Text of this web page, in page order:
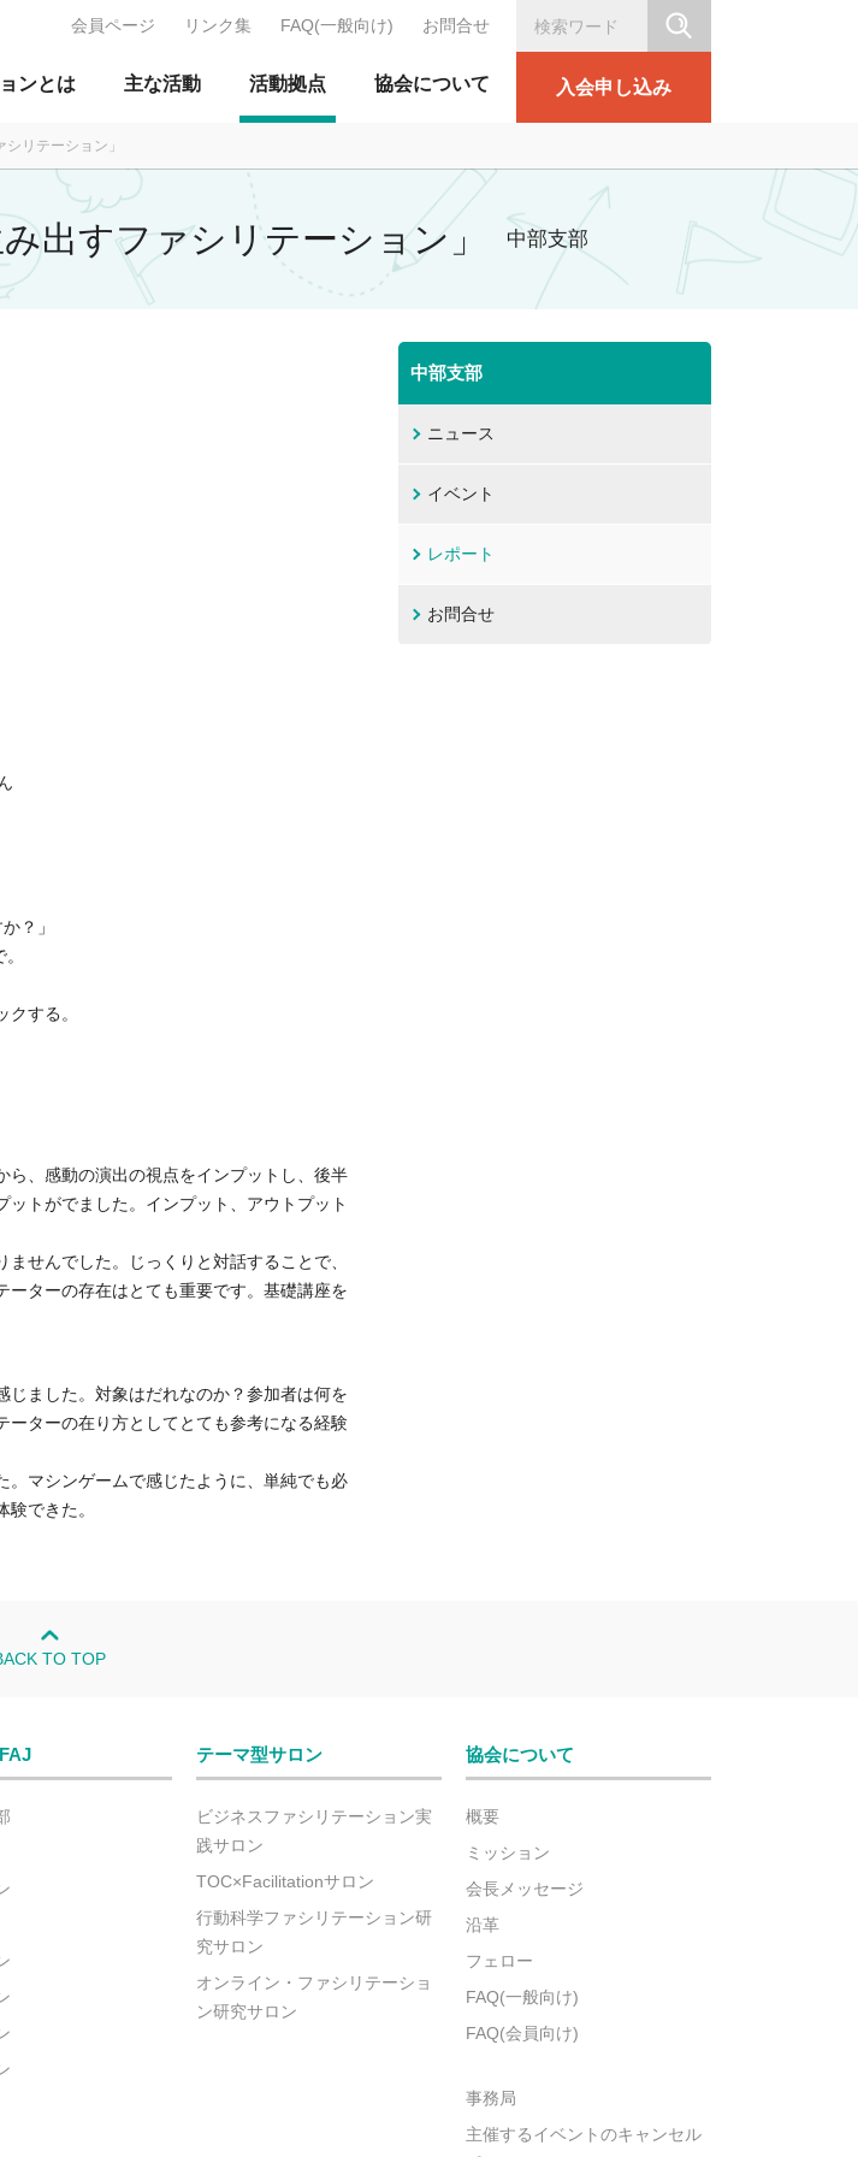
動法人 日本ファシリテーション協会
ンとは 主な活動 活動拠点 協会について 入会申し込み
会員ページ リンク集 FAQ(一般向け) お問合せ
リテーション」
出すファシリテーション」 中部支部
？」
する。
ら、感動の演出の視点をインプットし、後半
トがでました。インプット、アウトプット
せんでした。じっくりと対話することで、
ターの存在はとても重要です。基礎講座を
じました。対象はだれなのか？参加者は何を
ターの在り方としてとても参考になる経験
。マシンゲームで感じたように、単純でも必
できた。
中部支部
ニュース
イベント
レポート
お問合せ
TO TOP
テーマ型サロン
ビジネスファシリテーション実
践サロン
TOC×Facilitationサロン
行動科学ファシリテーション研
究サロン
オンライン・ファシリテーショ
ン研究サロン
協会について
概要
ミッション
会長メッセージ
沿革
フェロー
FAQ(一般向け)
FAQ(会員向け)
事務局
主催するイベントのキャンセル